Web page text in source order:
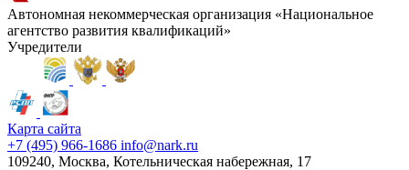
Автономная некоммерческая организация «Национальное
агентство развития квалификаций»
Учредители
Карта сайта
+7 (495) 966-1686 info@nark.ru
109240, Москва, Котельническая набережная, 17